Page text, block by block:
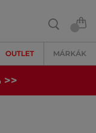
OUTLET MÁRKÁK
>>